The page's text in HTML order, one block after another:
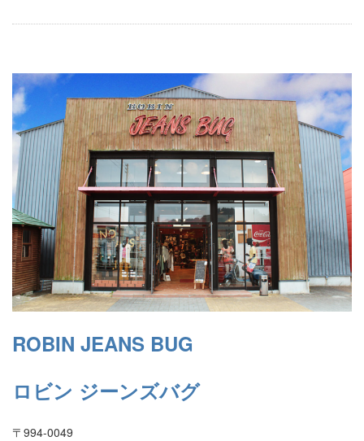
ROBIN JEANS BUG
ロビン ジーンズバグ
〒994-0049